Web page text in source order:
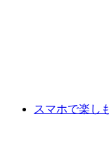
スマホで楽し